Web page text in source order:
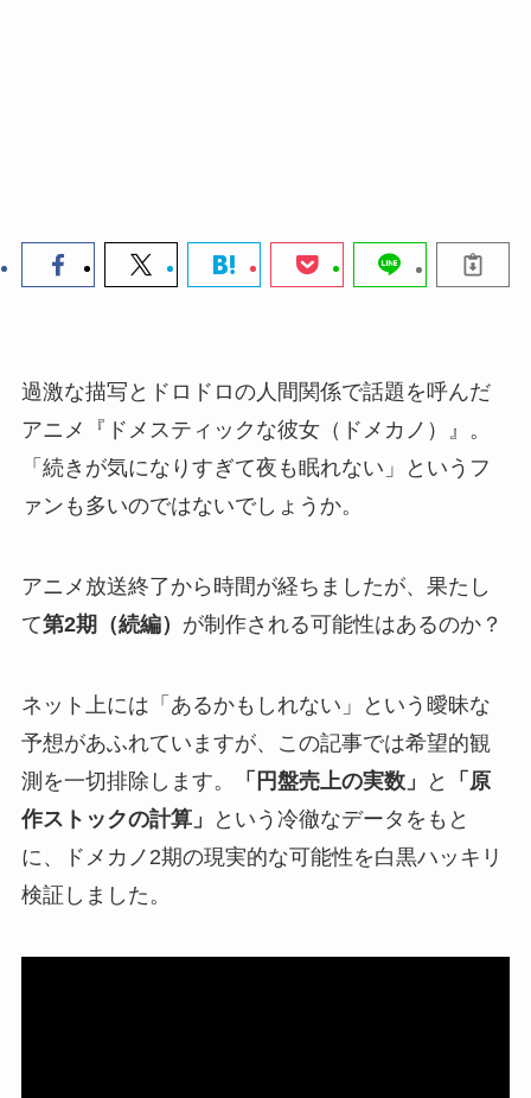
過激な描写とドロドロの人間関係で話題を呼んだ
アニメ『ドメスティックな彼女（ドメカノ）』。
「続きが気になりすぎて夜も眠れない」というフ
ァンも多いのではないでしょうか。
アニメ放送終了から時間が経ちましたが、果たし
て第2期（続編） が制作される可能性はあるのか？
ネット上には「あるかもしれない」という曖昧な
予想があふれていますが、この記事では希望的観
測を一切排除します。
「円盤売上の実数」 と
「原
作ストックの計算」
という冷徹なデータをもと
に、ドメカノ2期の現実的な可能性を白黒ハッキリ
検証しました。